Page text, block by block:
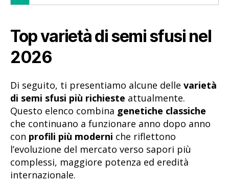
Top varietà di semi sfusi nel
2026
Di seguito, ti presentiamo alcune delle varietà
di semi sfusi più richieste attualmente.
Questo elenco combina genetiche classiche
che continuano a funzionare anno dopo anno
con profili più moderni che riflettono
l’evoluzione del mercato verso sapori più
complessi, maggiore potenza ed eredità
internazionale.